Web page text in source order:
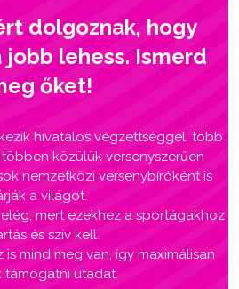
dolgoznak, hogy
jobb lehess. Ismerd
őket!
hivatalos végzettséggel, több
közülük versenyszerűen
nemzetközi versenybíróként is
a világot.
mert ezekhez a sportágakhoz
és szív kell.
is mind meg van, így maximálisan
támogatni utadat.